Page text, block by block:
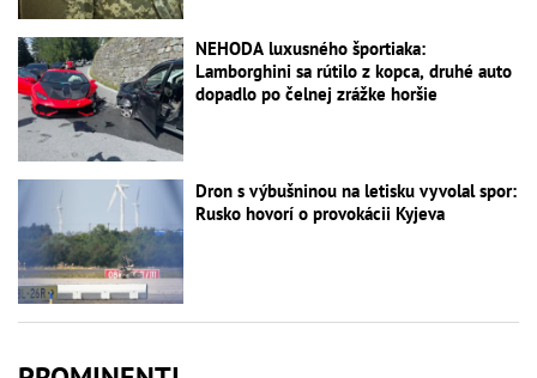
NEHODA luxusného športiaka:
Lamborghini sa rútilo z kopca, druhé auto
dopadlo po čelnej zrážke horšie
Dron s výbušninou na letisku vyvolal spor:
Rusko hovorí o provokácii Kyjeva